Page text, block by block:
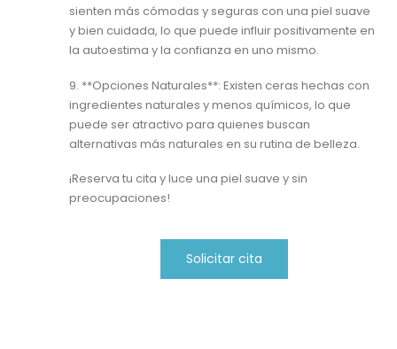
sienten más cómodas y seguras con una piel suave
y bien cuidada, lo que puede influir positivamente en
la autoestima y la confianza en uno mismo.
9. **Opciones Naturales**: Existen ceras hechas con
ingredientes naturales y menos químicos, lo que
puede ser atractivo para quienes buscan
alternativas más naturales en su rutina de belleza.
¡Reserva tu cita y luce una piel suave y sin
preocupaciones!
Solicitar cita